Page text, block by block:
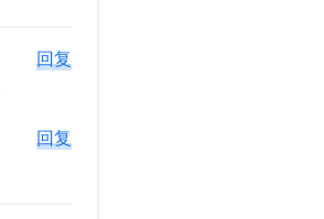
回复
回复